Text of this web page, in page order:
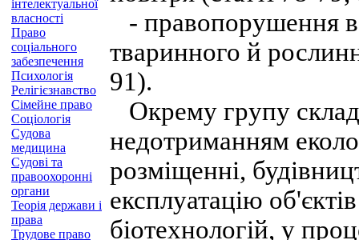
інтелектуальної
власності
Право
соціального
забезпечення
Психологія
Релігієзнавство
Сімейне право
Соціологія
Судова
медицина
Судові та
правоохоронні
органи
Теорія держави і
права
Трудове право
- правопорушення в
тваринного й
91).
Окрему групу
недотриманням
розміщенні,
експлуатацію
біотехнологій, у